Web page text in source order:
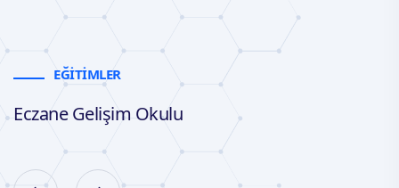
EĞİTİMLER
Eczane Gelişim Okulu